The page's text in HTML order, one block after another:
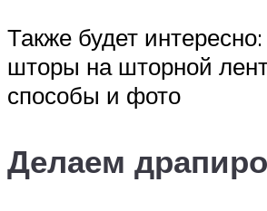
Также будет
шторы на шторной
способы и фото
Делаем